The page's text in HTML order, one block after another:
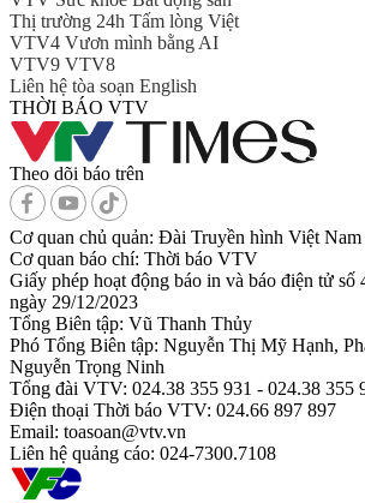
Thị trường 24h Tấm lòng Việt
VTV4 Vươn mình bằng AI
VTV9 VTV8
Liên hệ tòa soạn English
THỜI BÁO VTV
Theo dõi báo trên
Cơ quan chủ quản: Đài Truyền hình Việt Nam
Cơ quan báo chí: Thời báo VTV
Giấy phép hoạt động báo in và báo điện tử
ngày 29/12/2023
Tổng Biên tập: Vũ Thanh Thủy
Phó Tổng Biên tập: Nguyễn Thị Mỹ Hạnh,
Nguyễn Trọng Ninh
Tổng đài VTV: 024.38 355 931 - 024.38 355
Ðiện thoại Thời báo VTV: 024.66 897 897
Email: toasoan@vtv.vn
Liên hệ quảng cáo: 024-7300.7108